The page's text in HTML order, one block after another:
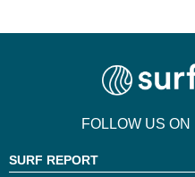
FOLLOW US ON
SURF REPORT